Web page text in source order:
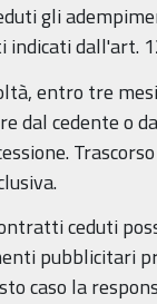
gli
dall'art.
entro tre
dal cedente o
ceduti
pubblicitari
caso la